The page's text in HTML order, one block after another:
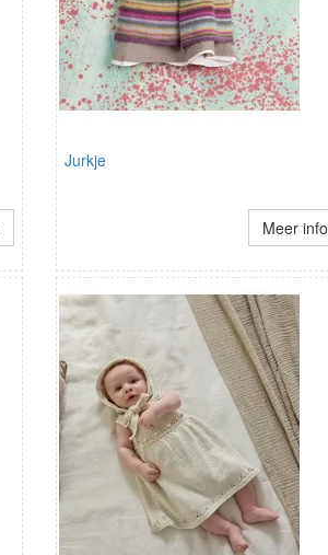
Jurkje
Meer info